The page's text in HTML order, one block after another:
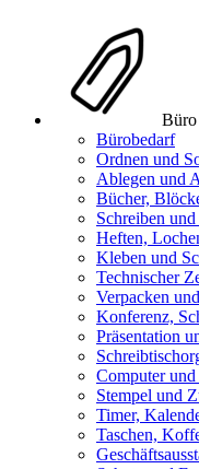
Bürobedarf
Ordnen und
Ablegen und
Bücher,
Schreiben
Heften,
Kleben und
Technischer
Verpacken
Konferenz,
Präsentation
Computer
Stempel und
Timer,
Taschen,